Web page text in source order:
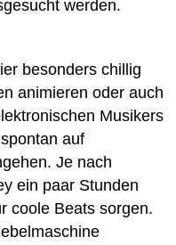
werden.
besonders chillig
animieren oder auch
Musikers
auf
Je nach
ein paar Stunden
coole Beats sorgen.